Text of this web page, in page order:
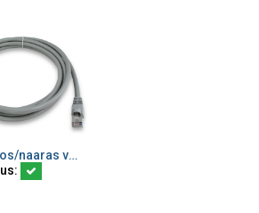
ostoskoriinRJ50 uros/naaras välijohto harmaa AWG26